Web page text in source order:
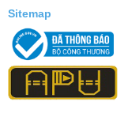
Sitemap